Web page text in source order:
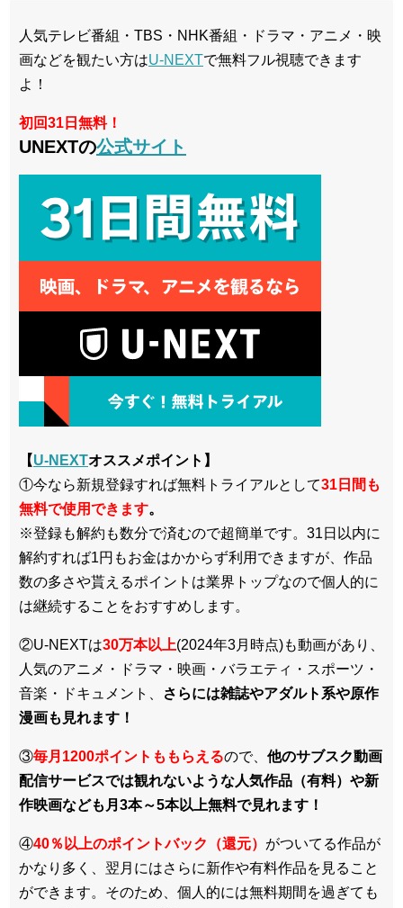
人気テレビ番組・TBS・NHK番組・ドラマ・アニメ・映
画などを観たい方はU-NEXTで無料フル視聴できます
よ！
初回31日無料！
UNEXTの公式サイト
【U-NEXTオススメポイント】
①今なら新規登録すれば無料トライアルとして31日間も
無料で使用できます。
※登録も解約も数分で済むので超簡単です。31日以内に
解約すれば1円もお金はかからず利用できますが、作品
数の多さや貰えるポイントは業界トップなので個人的に
は継続することをおすすめします。
②U-NEXTは30万本以上(2024年3月時点)も動画があり、
人気のアニメ・ドラマ・映画・バラエティ・スポーツ・
音楽・ドキュメント、
さらには雑誌やアダルト系や原作
漫画も見れます！
③毎月1200ポイントももらえるので、 他のサブスク動画
配信サービスでは観れないような人気作品（有料）や新
作映画なども月3本～5本以上無料で見れます！
④40％以上のポイントバック（還元） がついてる作品が
かなり多く、翌月にはさらに新作や有料作品を見ること
ができます。そのため、個人的には無料期間を過ぎても